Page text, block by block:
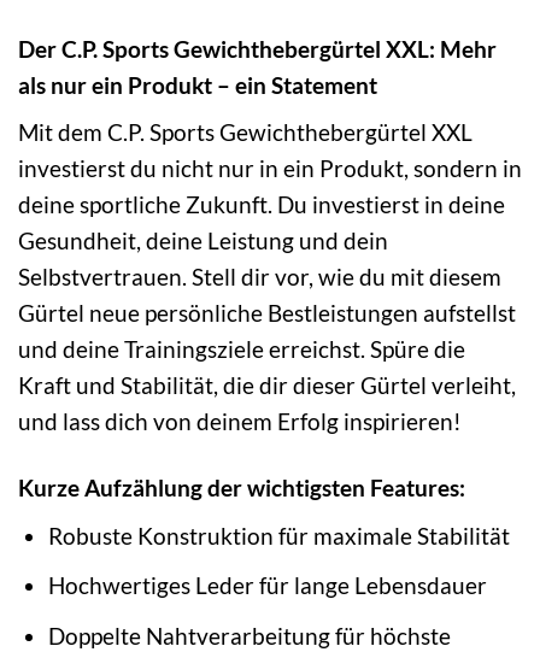
Der C.P. Sports Gewichthebergürtel XXL: Mehr
als nur ein Produkt – ein Statement
Mit dem C.P. Sports Gewichthebergürtel XXL
investierst du nicht nur in ein Produkt, sondern in
deine sportliche Zukunft. Du investierst in deine
Gesundheit, deine Leistung und dein
Selbstvertrauen. Stell dir vor, wie du mit diesem
Gürtel neue persönliche Bestleistungen aufstellst
und deine Trainingsziele erreichst. Spüre die
Kraft und Stabilität, die dir dieser Gürtel verleiht,
und lass dich von deinem Erfolg inspirieren!
Kurze Aufzählung der wichtigsten Features:
Robuste Konstruktion für maximale Stabilität
Hochwertiges Leder für lange Lebensdauer
Doppelte Nahtverarbeitung für höchste